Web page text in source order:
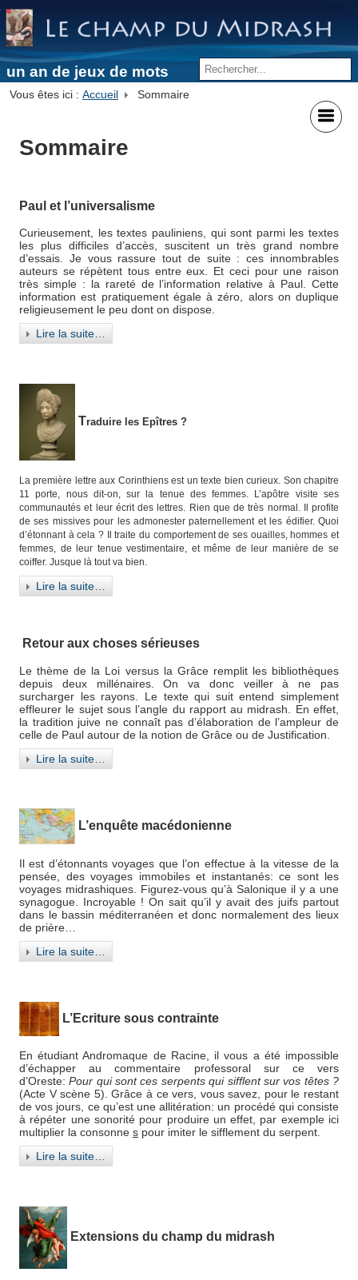
un an de jeux de mots
Vous êtes ici : Accueil Sommaire
Sommaire
Paul et l’universalisme
Curieusement, les textes pauliniens, qui sont parmi les textes
les plus difficiles d’accès, suscitent un très grand nombre
d’essais. Je vous rassure tout de suite : ces innombrables
auteurs se répètent tous entre eux. Et ceci pour une raison
très simple : la rareté de l’information relative à Paul. Cette
information est pratiquement égale à zéro, alors on duplique
religieusement le peu dont on dispose.
Lire la suite…
Traduire les Epîtres ?
La première lettre aux Corinthiens est un texte bien curieux. Son chapitre
11 porte, nous dit-on, sur la tenue des femmes. L’apôtre visite ses
communautés et leur écrit des lettres. Rien que de très normal. Il profite
de ses missives pour les admonester paternellement et les édifier. Quoi
d’étonnant à cela ? Il traite du comportement de ses ouailles, hommes et
femmes, de leur tenue vestimentaire, et même de leur manière de se
coiffer. Jusque là tout va bien.
Lire la suite…
Retour aux choses sérieuses
Le thème de la Loi versus la Grâce remplit les bibliothèques
depuis deux millénaires. On va donc veiller à ne pas
surcharger les rayons. Le texte qui suit entend simplement
effleurer le sujet sous l’angle du rapport au midrash. En effet,
la tradition juive ne connaît pas d’élaboration de l’ampleur de
celle de Paul autour de la notion de Grâce ou de Justification.
Lire la suite…
L’enquête macédonienne
Il est d’étonnants voyages que l’on effectue à la vitesse de la
pensée, des voyages immobiles et instantanés: ce sont les
voyages midrashiques. Figurez-vous qu’à Salonique il y a une
synagogue. Incroyable ! On sait qu’il y avait des juifs partout
dans le bassin méditerranéen et donc normalement des lieux
de prière…
Lire la suite…
L’Ecriture sous contrainte
En étudiant Andromaque de Racine, il vous a été impossible
d’échapper au commentaire professoral sur ce vers
d’Oreste:Pour qui sont ces serpents qui sifflent sur vos têtes ?
(Acte V scène 5). Grâce à ce vers, vous savez, pour le restant
de vos jours, ce qu’est une allitération: un procédé qui consiste
à répéter une sonorité pour produire un effet, par exemple ici
multiplier la consonne s pour imiter le sifflement du serpent.
Lire la suite…
Extensions du champ du midrash